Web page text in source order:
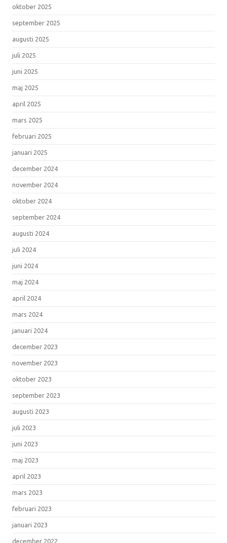
oktober 2025
september 2025
augusti 2025
juli 2025
juni 2025
maj 2025
april 2025
mars 2025
februari 2025
januari 2025
december 2024
november 2024
oktober 2024
september 2024
augusti 2024
juli 2024
juni 2024
maj 2024
april 2024
mars 2024
januari 2024
december 2023
november 2023
oktober 2023
september 2023
augusti 2023
juli 2023
juni 2023
maj 2023
april 2023
mars 2023
februari 2023
januari 2023
december 2022